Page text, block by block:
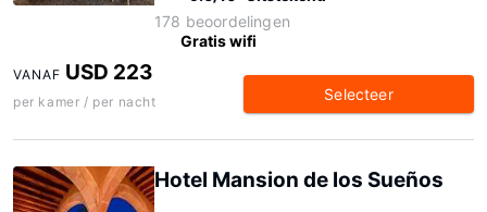
178 beoordelingen
Gratis wifi
VANAF USD 223
per kamer / per nacht Selecteer
Hotel Mansion de los Sueños